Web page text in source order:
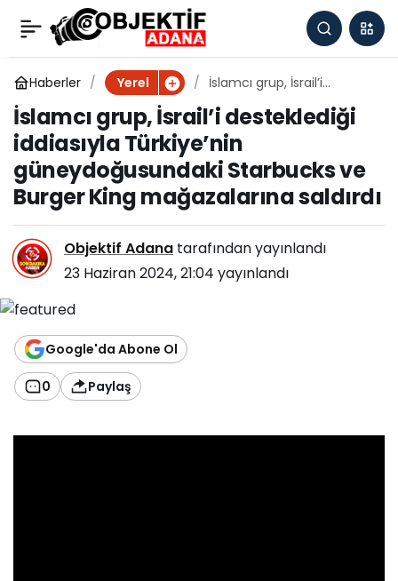
Haberler Yerel
İslamcı grup, İsrail’i
Türkiye’nin
güneydoğusundaki
Starbucks ve Burger King
mağazalarına saldırdı
İslamcı grup, İsrail’i desteklediği
iddiasıyla Türkiye’nin
güneydoğusundaki Starbucks ve
Burger King mağazalarına saldırdı
Objektif Adana tarafından yayınlandı
23 Haziran 2024, 21:04 yayınlandı
Google'da Abone Ol
0 Paylaş
İslamcı grup, İsrail’i
desteklediği iddiasıyla
Türkiye’nin
güneydoğusundaki
Starbucks ve Burger
King mağazalarına
saldırdı